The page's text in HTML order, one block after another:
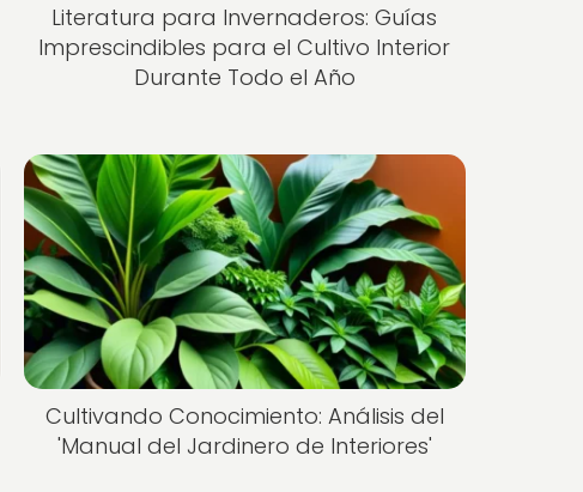
Literatura para Invernaderos: Guías
Imprescindibles para el Cultivo Interior
Durante Todo el Año
Cultivando Conocimiento: Análisis del
'Manual del Jardinero de Interiores'